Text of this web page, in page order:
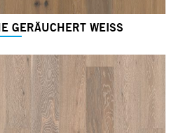
GERÄUCHERT WEISS